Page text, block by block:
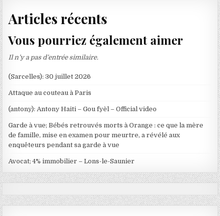
Articles récents
Vous pourriez également aimer
Il n’y a pas d’entrée similaire.
(Sarcelles): 30 juillet 2026
Attaque au couteau à Paris
(antony): Antony Haiti – Gou fyèl – Official video
Garde à vue; Bébés retrouvés morts à Orange : ce que la mère
de famille, mise en examen pour meurtre, a révélé aux
enquêteurs pendant sa garde à vue
Avocat; 4% immobilier – Lons-le-Saunier